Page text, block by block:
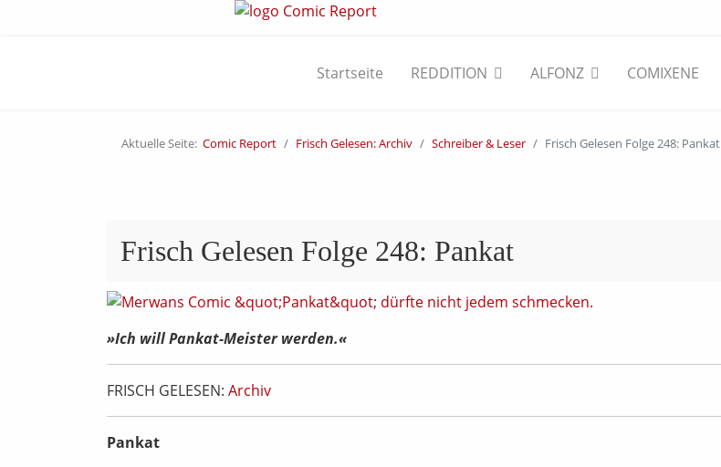
Startseite REDDITION ALFONZ COMIXENE
Aktuelle Seite: Comic Report Frisch Gelesen: Archiv Schreiber & Leser Frisch Gelesen Folge 248: Pankat
Frisch Gelesen Folge 248: Pankat
»Ich will Pankat-Meister werden.«
FRISCH GELESEN: Archiv
Pankat